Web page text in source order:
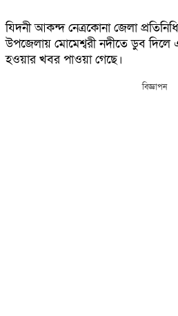
যিদনী আকন্দ নেত্রকোনা জেলা
উপ‌জেলায় মো‌মেশ্বরী নদী‌তে ডুব দি‌লে
হওয়ার খবর পাওয়া গে‌ছে।
বিজ্ঞাপন